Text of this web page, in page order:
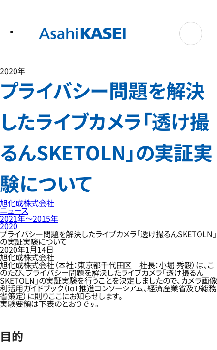
2020年
プライバシー問題を解決
したライブカメラ「透け撮
るんSKETOLN」の実証実
験について
旭化成株式会社
ニュース
2021年〜2015年
2020
プライバシー問題を解決したライブカメラ「透け撮るんSKETOLN」
の実証実験について
2020年1月14日
旭化成株式会社
旭化成株式会社（本社：東京都千代田区 社長：小堀 秀毅）は、こ
のたび、プライバシー問題を解決したライブカメラ「透け撮るん
SKETOLN」の実証実験を行うことを決定しましたので、カメラ画像
利活用ガイドブック（IoT推進コンソーシアム、経済産業省及び総務
省策定）に則りここにお知らせします。
実験要領は下表のとおりです。
目的